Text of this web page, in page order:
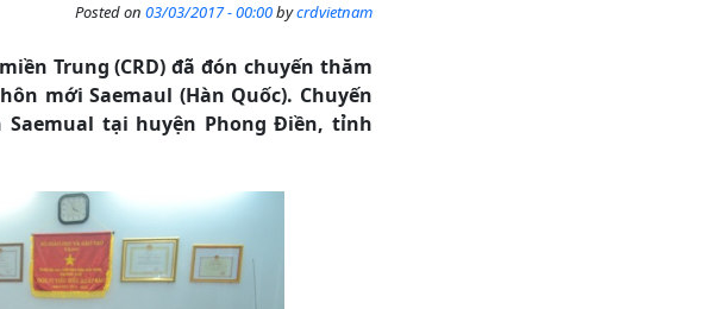
Posted on 03/03/2017 - 00:00bycrdvietnam
Trung (CRD) đã đón chuyến thăm
mới Saemaul (Hàn Quốc). Chuyến
tại huyện Phong Điền, tỉnh